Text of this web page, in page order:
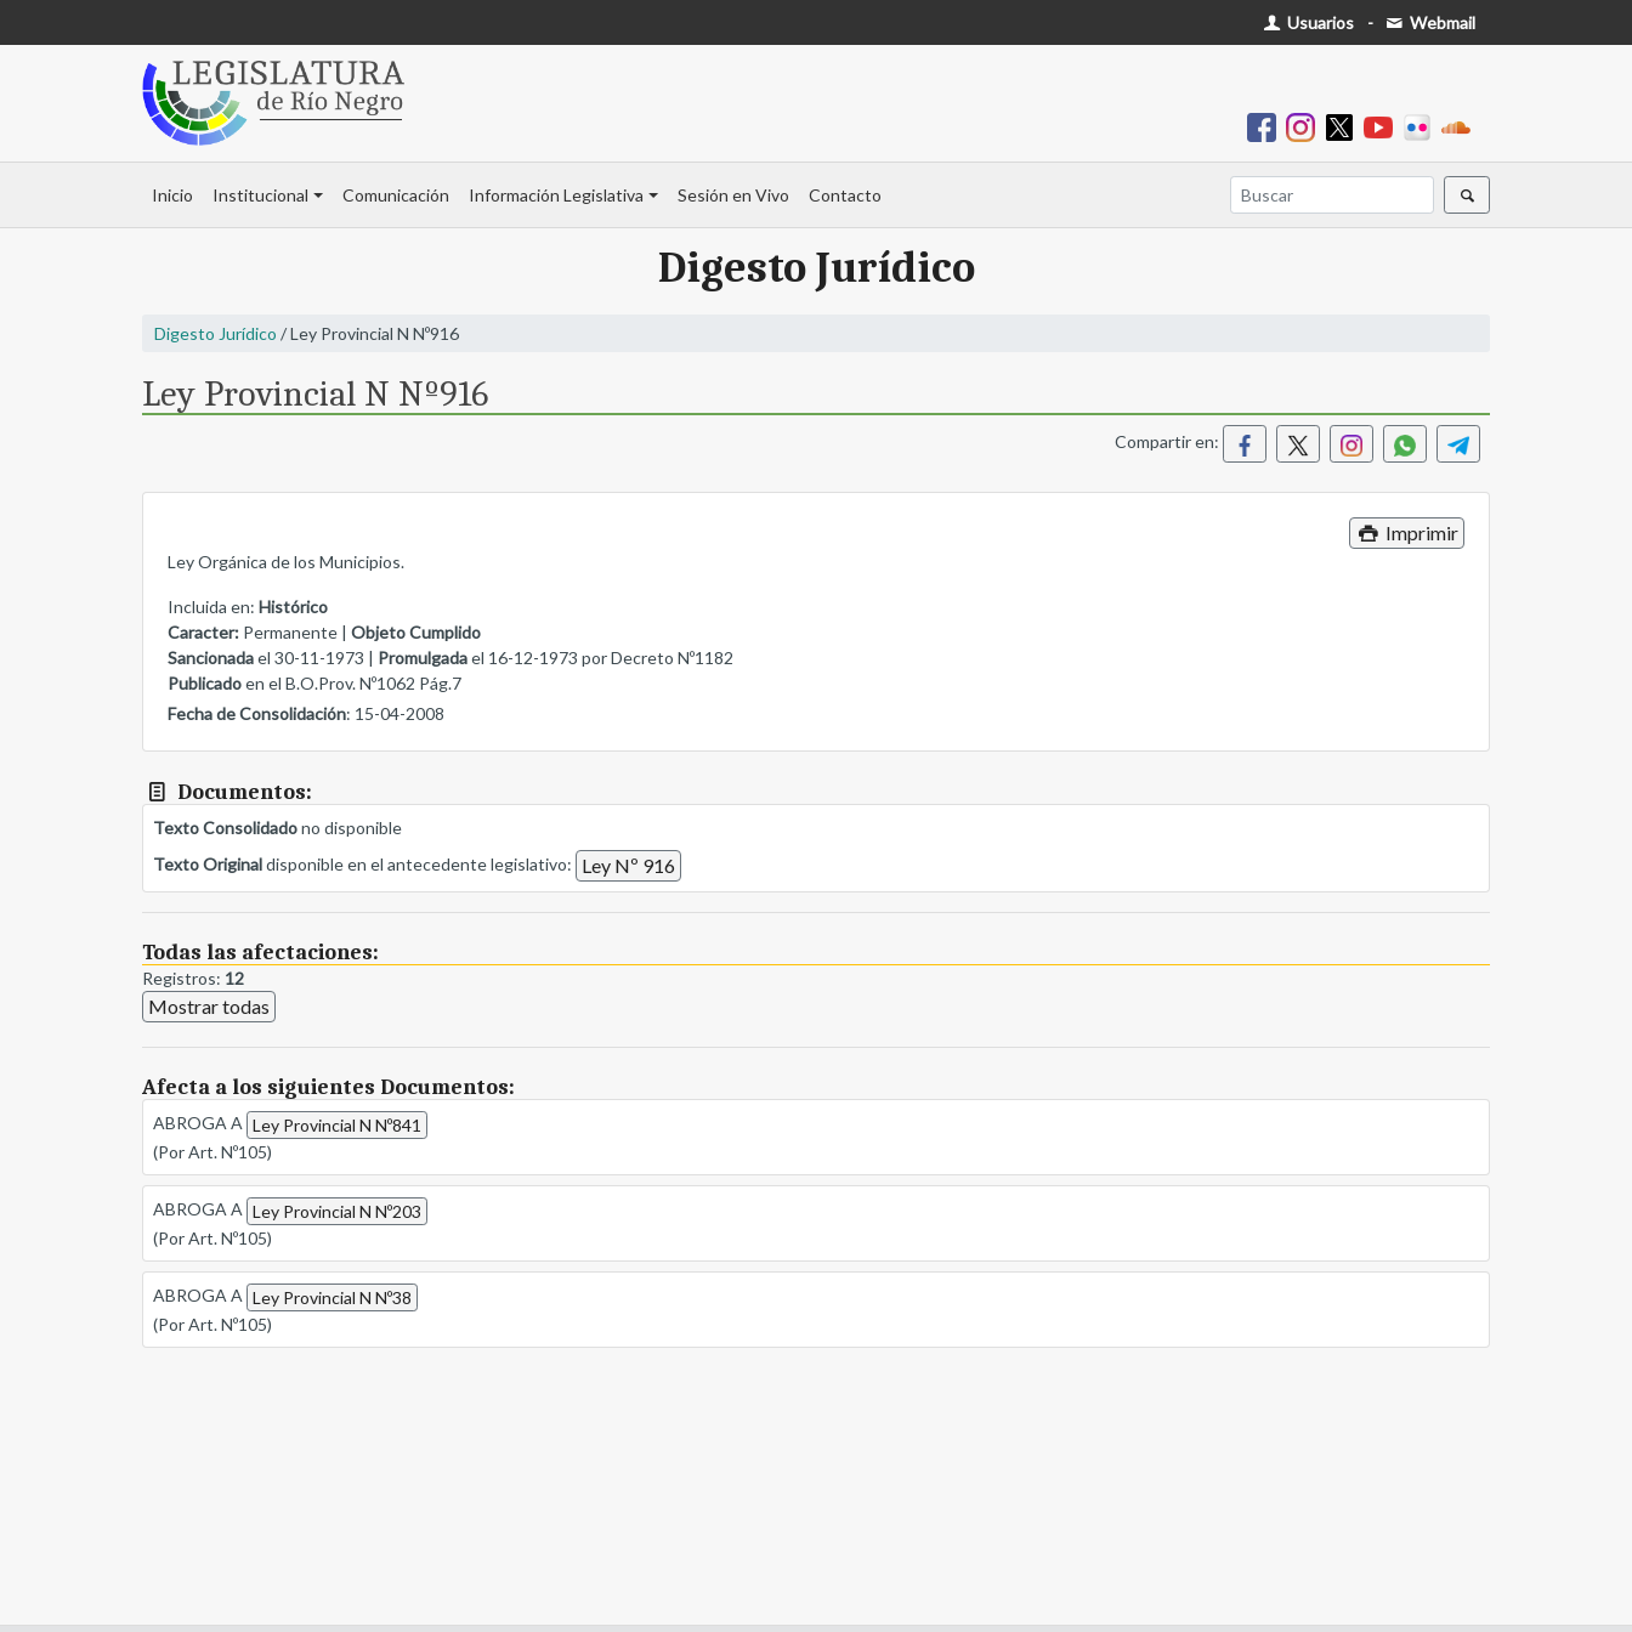
Usuarios - Webmail
Inicio Institucional Comunicación Información Legislativa Sesión en Vivo Contacto
Digesto Jurídico
Digesto Jurídico / Ley Provincial N Nº916
Ley Provincial N Nº916
Compartir en:
Imprimir
Ley Orgánica de los Municipios.
Incluida en: Histórico
Caracter: Permanente | Objeto Cumplido
Sancionadael 30-11-1973 | Promulgadael 16-12-1973 por Decreto Nº1182
Publicadoen el B.O.Prov. Nº1062 Pág.7
Fecha de Consolidación: 15-04-2008
Documentos:
Texto Consolidadono disponible
Texto Originaldisponible en el antecedente legislativo: Ley Nº 916
Todas las afectaciones:
Registros: 12
Mostrar todas
Afecta a los siguientes Documentos:
ABROGA A Ley Provincial N Nº841
(Por Art. Nº105)
ABROGA A Ley Provincial N Nº203
(Por Art. Nº105)
ABROGA A Ley Provincial N Nº38
(Por Art. Nº105)